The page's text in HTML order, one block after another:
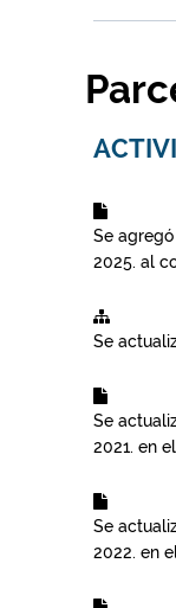
Se
2025. al
Se
Se
2021. en
Se
2022. en